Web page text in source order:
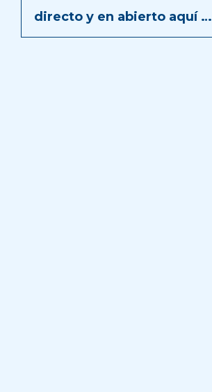
directo y en abierto aquí …